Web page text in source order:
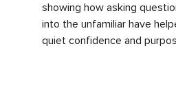
showing how asking
into the unfamiliar have
quiet confidence and